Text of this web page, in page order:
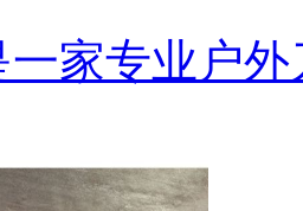
家专业户